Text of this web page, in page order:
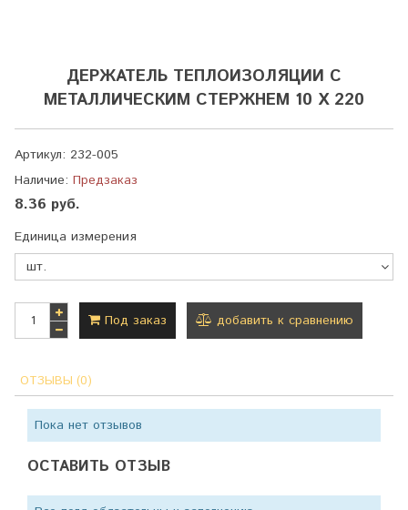
ДЕРЖАТЕЛЬ ТЕПЛОИЗОЛЯЦИИ С
МЕТАЛЛИЧЕСКИМ СТЕРЖНЕМ 10 Х 220
Артикул: 232-005
Наличие: Предзаказ
8.36 руб.
Единица измерения
Под заказ добавить к сравнению
ОТЗЫВЫ (0)
Пока нет отзывов
ОСТАВИТЬ ОТЗЫВ